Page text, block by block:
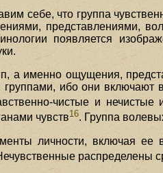
себе, что группа
представлениями,
появляется
а именно ощущения,
группами, ибо они
чистые и нечистые
чувств16. Группа
личности, включая
распределены